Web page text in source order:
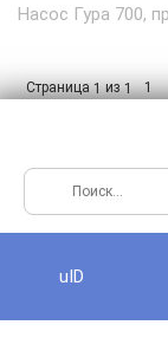
Насос Гура 700,
Страница1из1 1
uID